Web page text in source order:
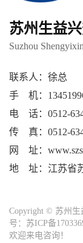
苏州生益
Suzhou
联系人：徐总
手 机：
电 话：0512-
传 真：0512-
网 址：
地 址：江苏省
Copyright © 苏州生
号： 苏ICP备
欢迎来电咨询！